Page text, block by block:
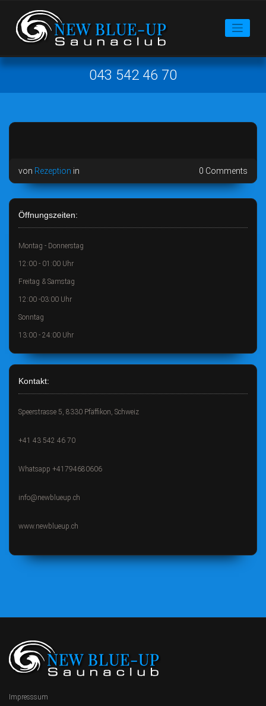
043 542 46 70
von Rezeption in 0 Comments
Öffnungszeiten:
Montag - Donnerstag
12:00 - 01:00 Uhr
Freitag & Samstag
12:00 -03:00 Uhr
Sonntag
13:00 - 24:00 Uhr
Kontakt:
Speerstrasse 5, 8330 Pfäffikon, Schweiz
+41 43 542 46 70
Whatsapp +41794680606
info@newblueup.ch
www.newblueup.ch
Impresssum